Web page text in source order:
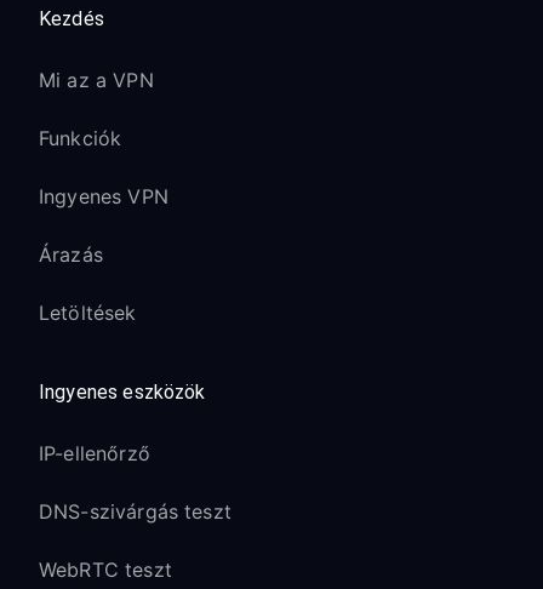
Kezdés
Mi az a VPN
Funkciók
Ingyenes VPN
Árazás
Letöltések
Ingyenes eszközök
IP-ellenőrző
DNS-szivárgás teszt
WebRTC teszt